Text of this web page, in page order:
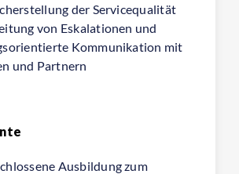
der Servicequalität
von Eskalationen und
Kommunikation mit
und Partnern
Ausbildung zum